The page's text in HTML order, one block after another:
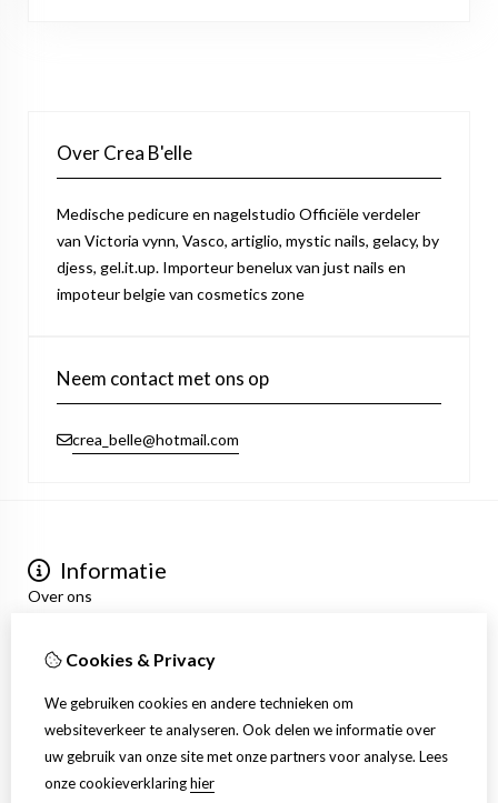
Over Crea B'elle
Medische pedicure en nagelstudio Officiële verdeler
van Victoria vynn, Vasco, artiglio, mystic nails, gelacy, by
djess, gel.it.up. Importeur benelux van just nails en
impoteur belgie van cosmetics zone
Neem contact met ons op
crea_belle@hotmail.com
Informatie
Over ons
Algemene voorwaarden
Mijn account
Inloggen
Bestelhistorie
Verlanglijst
Nieuwsbrief
Cookies & Privacy
We gebruiken cookies en andere technieken om
websiteverkeer te analyseren. Ook delen we informatie over
uw gebruik van onze site met onze partners voor analyse. Lees
onze cookieverklaringhier